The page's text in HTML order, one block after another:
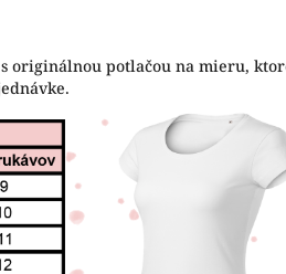
originálnou potlačou na mieru,